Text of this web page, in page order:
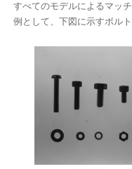
すべてのモデルによるマッ
例として、下図に示すボル